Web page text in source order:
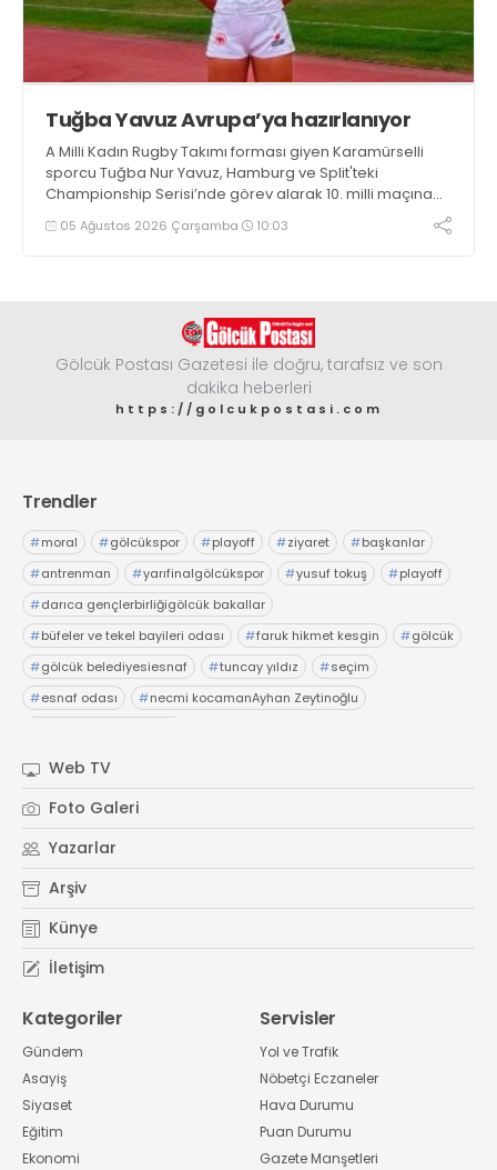
Tuğba Yavuz Avrupa’ya hazırlanıyor
A Milli Kadın Rugby Takımı forması giyen Karamürselli
sporcu Tuğba Nur Yavuz, Hamburg ve Split'teki
Championship Serisi’nde görev alarak 10. milli maçına
çıkma eşiğini geride bıraktı
05 Ağustos 2026 Çarşamba 10:03
Gölcük Postası Gazetesi ile doğru, tarafsız ve son
dakika heberleri
https://golcukpostasi.com
Trendler
#moral #gölcükspor #playoff #ziyaret #başkanlar
#antrenman #yarıfinalgölcükspor #yusuf tokuş #playoff
#darıca gençlerbirliğigölcük bakallar
#büfeler ve tekel bayileri odası #faruk hikmet kesgin #gölcük
#gölcük belediyesiesnaf #tuncay yıldız #seçim
#esnaf odası #necmi kocamanAyhan Zeytinoğlu
Web TV
Foto Galeri
Yazarlar
Arşiv
Künye
İletişim
Kategoriler
Gündem
Asayiş
Siyaset
Eğitim
Ekonomi
Servisler
Yol ve Trafik
Nöbetçi Eczaneler
Hava Durumu
Puan Durumu
Gazete Manşetleri